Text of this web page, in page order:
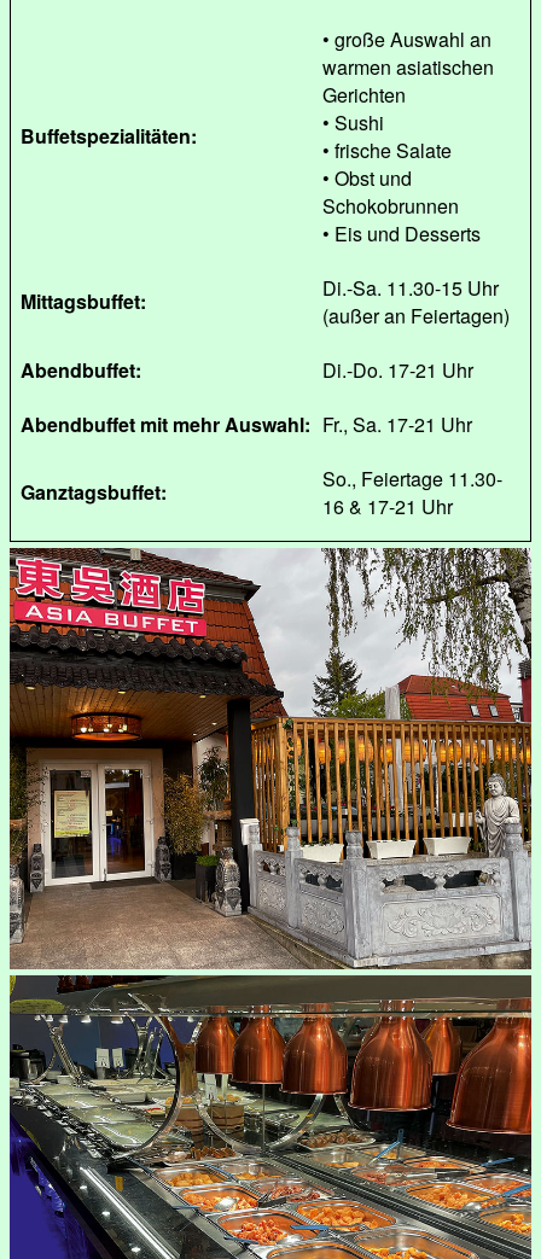
Buffetspezialitäten:
• große Auswahl an
warmen asiatischen
Gerichten
• Sushi
• frische Salate
• Obst und
Schokobrunnen
• Eis und Desserts
Mittagsbuffet:
Di.-Sa. 11.30-15 Uhr
(außer an Feiertagen)
Abendbuffet:
Di.-Do. 17-21 Uhr
Abendbuffet mit mehr Auswahl: Fr., Sa. 17-21 Uhr
Ganztagsbuffet:
So., Feiertage 11.30-
16 & 17-21 Uhr